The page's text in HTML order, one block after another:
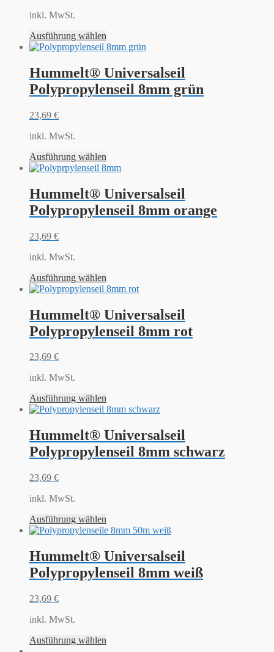
inkl. MwSt.
Ausführung wählen
Hummelt® Universalseil
Polypropylenseil 8mm grün
23,69 €
inkl. MwSt.
Ausführung wählen
Hummelt® Universalseil
Polypropylenseil 8mm orange
23,69 €
inkl. MwSt.
Ausführung wählen
Hummelt® Universalseil
Polypropylenseil 8mm rot
23,69 €
inkl. MwSt.
Ausführung wählen
Hummelt® Universalseil
Polypropylenseil 8mm schwarz
23,69 €
inkl. MwSt.
Ausführung wählen
Hummelt® Universalseil
Polypropylenseil 8mm weiß
23,69 €
inkl. MwSt.
Ausführung wählen